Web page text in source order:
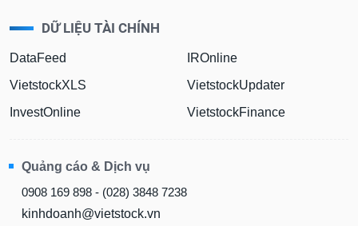
DỮ LIỆU TÀI CHÍNH
DataFeed
VietstockXLS
InvestOnline
IROnline
VietstockUpdater
VietstockFinance
Quảng cáo & Dịch vụ
0908 169 898 - (028) 3848 7238
kinhdoanh@vietstock.vn